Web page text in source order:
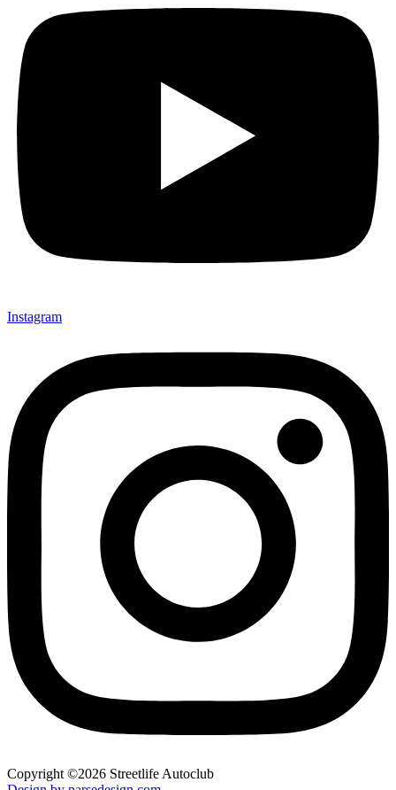
Instagram
Copyright ©2026 Streetlife Autoclub